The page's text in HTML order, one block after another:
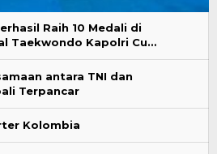
Raih 10 Medali di
Taekwondo Kapolri Cu…
antara TNI dan
Terpancar
Kolombia